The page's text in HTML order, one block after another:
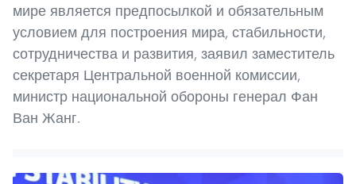
мире является предпосылкой и обязательным
условием для построения мира, стабильности,
сотрудничества и развития, заявил заместитель
секретаря Центральной военной комиссии,
министр национальной обороны генерал Фан
Ван Жанг.